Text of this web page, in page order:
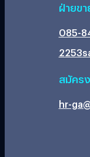
ฝ่ายข
085-
2253
สมัคร
hr-